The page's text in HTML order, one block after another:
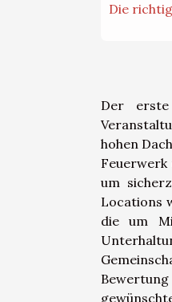
Die
Der
hohen
um
Locations
die um